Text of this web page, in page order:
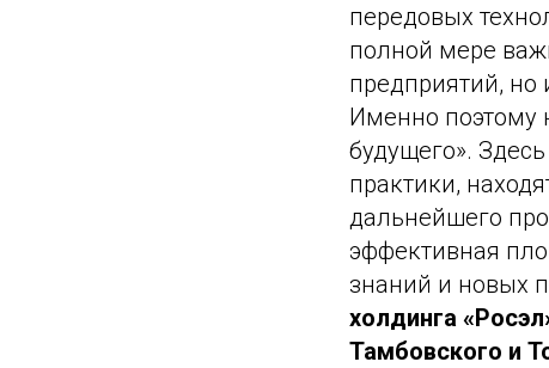
передовых
полной мере
предприятий, но
Именно поэтому
будущего».
практики,
дальнейшего
эффективная
знаний и новых
холдинга
Тамбовского и